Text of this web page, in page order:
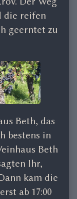
die reifen
geerntet zu
Beth, das
bestens in
Beth
Ihr,
kam die
ab 17:00